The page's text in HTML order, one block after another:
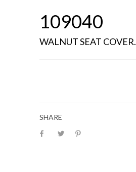
109040
WALNUT SEAT COVER.
SHARE